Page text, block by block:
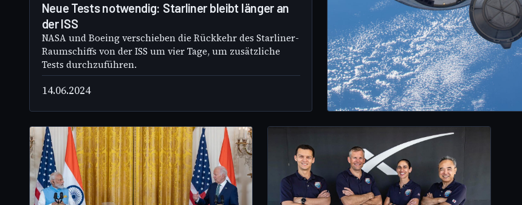
Neue Tests notwendig: Starliner bleibt länger an
der ISS
NASA und Boeing verschieben die Rückkehr des Starliner-
Raumschiffs von der ISS um vier Tage, um zusätzliche
Tests durchzuführen.
14.06.2024